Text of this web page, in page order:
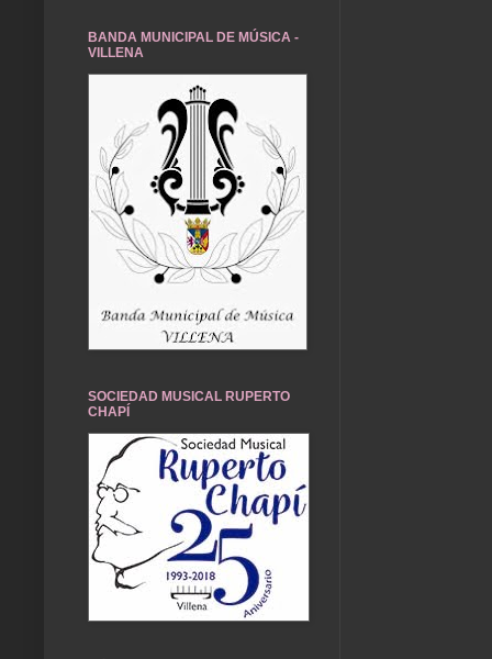
BANDA MUNICIPAL DE MÚSICA -
VILLENA
SOCIEDAD MUSICAL RUPERTO
CHAPÍ